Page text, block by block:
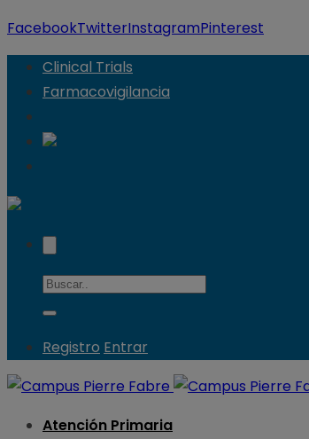
FacebookTwitterInstagramPinterest
Clinical Trials
Farmacovigilancia
Registro Entrar
Atención Primaria